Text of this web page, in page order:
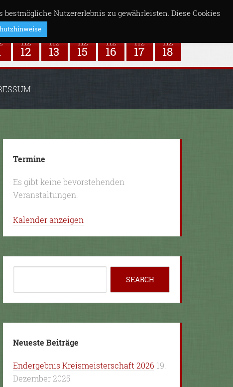
Termine
Es gibt keine bevorstehenden
Veranstaltungen.
Kalender anzeigen
Neueste Beiträge
Endergebnis Kreismeisterschaft 2026 19.
Dezember 2025
Nutzererlebnis zu gewährleisten. Diese Cookies